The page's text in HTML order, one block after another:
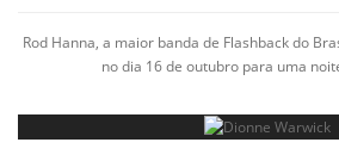
Rod Hanna, a maior banda de Flashback do
no dia 16 de outubro para uma